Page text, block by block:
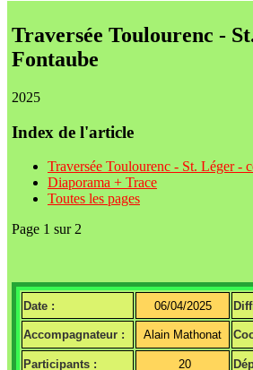
Traversée Toulourenc -
Fontaube
2025
Index de l'article
Traversée Toulourenc - St. Léger -
Diaporama + Trace
Toutes les pages
Page 1 sur 2
Date : 06/04/2025
Accompagnateur : Alain Mathonat
Participants : 20